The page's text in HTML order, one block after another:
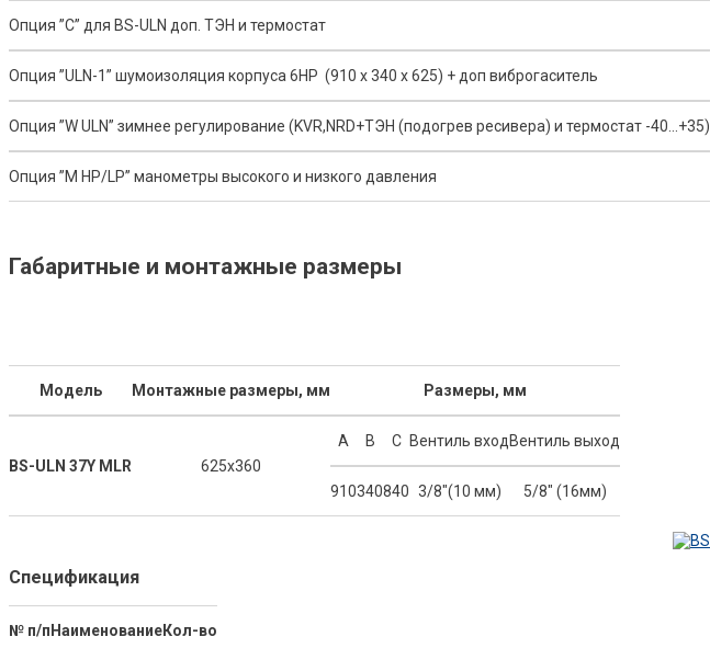
Опция ”С” для BS-ULN доп. ТЭН и термостат
Опция ”ULN-1” шумоизоляция корпуса 6HP (910 х 340 х 625) + доп виброгаситель
Опция ”W ULN” зимнее регулирование (KVR,NRD+ТЭН (подогрев ресивера) и термостат -40...+35)
Опция ”M HP/LP” манометры высокого и низкого давления
Габаритные и монтажные размеры
Модель Монтажные размеры, мм Размеры, мм
BS-ULN 37Y MLR 625x360
А B С Вентиль входВентиль выход
910340840 3/8"(10 мм) 5/8" (16мм)
Спецификация
№ п/п НаименованиеКол-во